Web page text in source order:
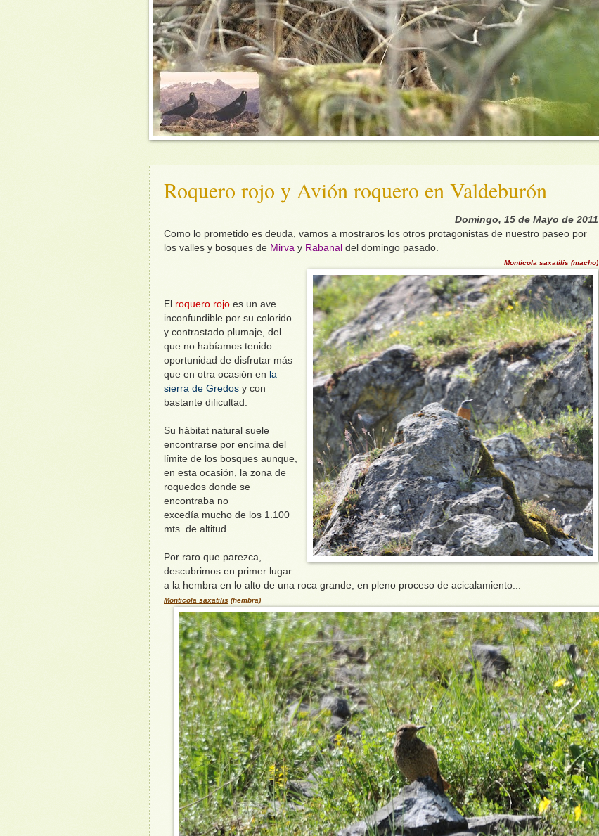
Roquero rojo y Avión roquero en Valdeburón
Domingo, 15 de Mayo de 2011
Como lo prometido es deuda, vamos a mostraros los otros protagonistas de nuestro paseo por
los valles y bosques de Mirva y Rabanal del domingo pasado.
Monticola saxatilis (macho)
El roquero rojo es un ave
inconfundible por su colorido
y contrastado plumaje, del
que no habíamos tenido
oportunidad de disfrutar más
que en otra ocasión en la
sierra de Gredos y con
bastante dificultad.
Su hábitat natural suele
encontrarse por encima del
límite de los bosques aunque,
en esta ocasión, la zona de
roquedos donde se
encontraba no
excedía mucho de los 1.100
mts. de altitud.
Por raro que parezca,
descubrimos en primer lugar
a la hembra en lo alto de una roca grande, en pleno proceso de acicalamiento...
Monticola saxatilis (hembra)